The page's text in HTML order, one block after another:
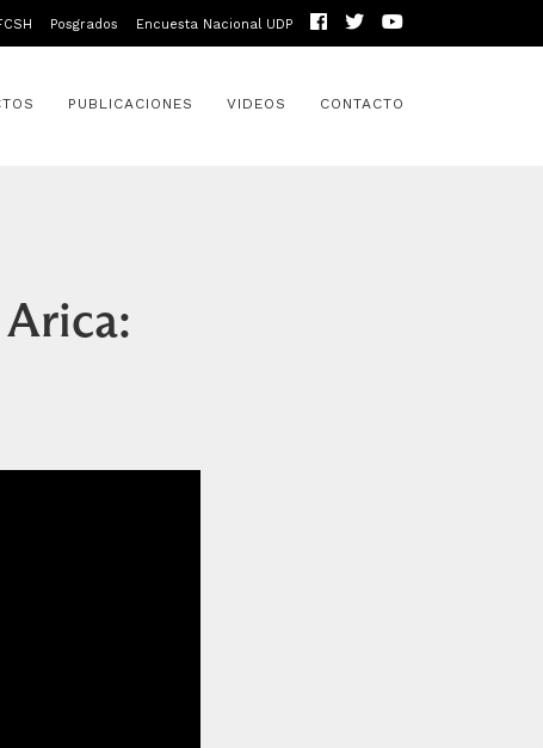
Posgrados Encuesta Nacional UDP
PUBLICACIONES VIDEOS CONTACTO